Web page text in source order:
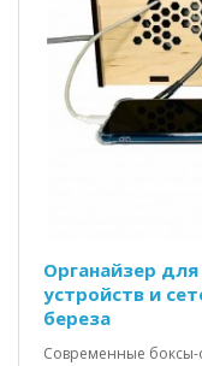
Органайзер
устройств и
береза
Современные боксы-